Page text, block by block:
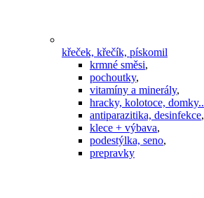
křeček, křečík, pískomil
krmné směsi,
pochoutky,
vitamíny a minerály,
hracky, kolotoce, domky..
antiparazitika, desinfekce,
klece + výbava,
podestýlka, seno,
prepravky